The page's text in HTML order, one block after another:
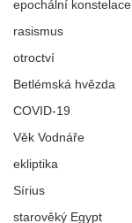
epochální konstelace
rasismus
otroctví
Betlémská hvězda
COVID-19
Věk Vodnáře
ekliptika
Sírius
starověký Egypt